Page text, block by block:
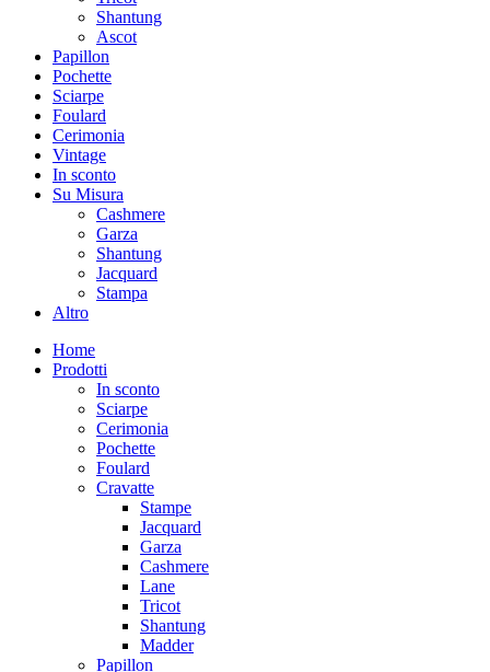
Shantung
Ascot
Papillon
Pochette
Sciarpe
Foulard
Cerimonia
Vintage
In sconto
Su Misura
Cashmere
Garza
Shantung
Jacquard
Stampa
Altro
Home
Prodotti
In sconto
Sciarpe
Cerimonia
Pochette
Foulard
Cravatte
Stampe
Jacquard
Garza
Cashmere
Lane
Tricot
Shantung
Madder
Papillon